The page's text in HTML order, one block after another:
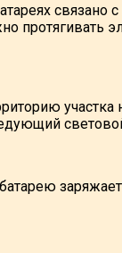
связано
протягивать